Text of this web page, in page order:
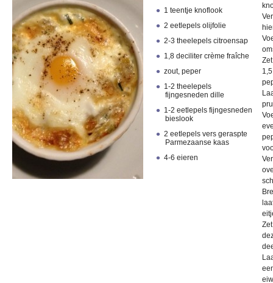
1 teentje knoflook
2 eetlepels olijfolie
2-3 theelepels citroensap
1,8 deciliter crème fraîche
zout, peper
1-2 theelepels
fijngesneden dille
1-2 eetlepels fijngesneden
bieslook
2 eetlepels vers geraspte
Parmezaanse kaas
4-6 eieren